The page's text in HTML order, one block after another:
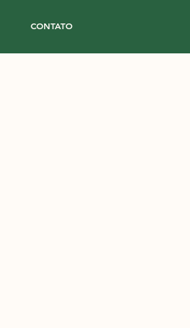
CONTATO